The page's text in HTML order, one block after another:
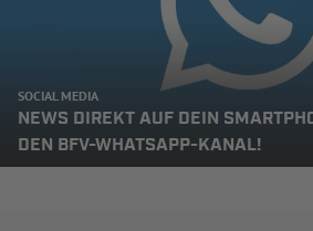
SOCIAL MEDIA
NEWS DIREKT AUF DEIN
DEN BFV-WHATSAPP-KANAL!